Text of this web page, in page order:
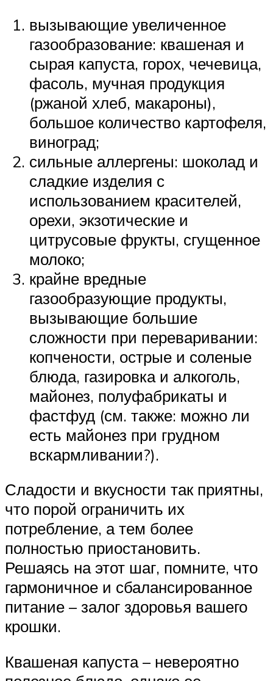
вызывающие увеличенное
газообразование: квашеная и
сырая капуста, горох, чечевица,
фасоль, мучная продукция
(ржаной хлеб, макароны),
большое количество картофеля,
виноград;
сильные аллергены: шоколад и
сладкие изделия с
использованием красителей,
орехи, экзотические и
цитрусовые фрукты, сгущенное
молоко;
крайне вредные
газообразующие продукты,
вызывающие большие
сложности при переваривании:
копчености, острые и соленые
блюда, газировка и алкоголь,
майонез, полуфабрикаты и
фастфуд (см. также: можно ли
есть майонез при грудном
вскармливании?).
Сладости и вкусности так приятны,
что порой ограничить их
потребление, а тем более
полностью приостановить.
Решаясь на этот шаг, помните, что
гармоничное и сбалансированное
питание – залог здоровья вашего
крошки.
Квашеная капуста – невероятно